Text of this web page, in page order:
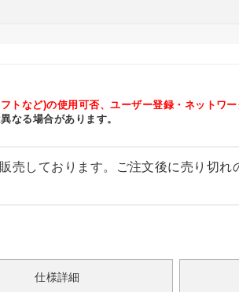
トなど)の使用可否、ユーザー登録・ネットワ
なる場合があります。
売しております。ご注文後に売り切
仕様詳細